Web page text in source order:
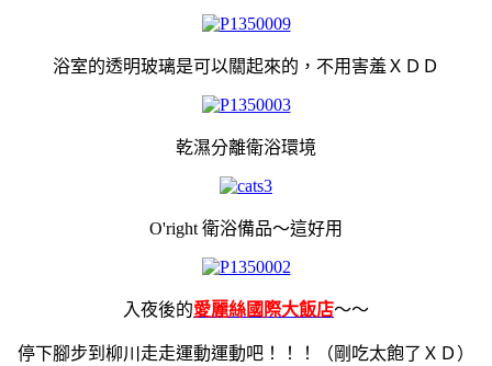
浴室的透明玻璃是可以關起來的，不用害羞ＸＤＤ
乾濕分離衛浴環境
O'right 衛浴備品～這好用
入夜後的愛麗絲國際大飯店～～
停下腳步到柳川走走運動運動吧！！！（剛吃太飽了ＸＤ）